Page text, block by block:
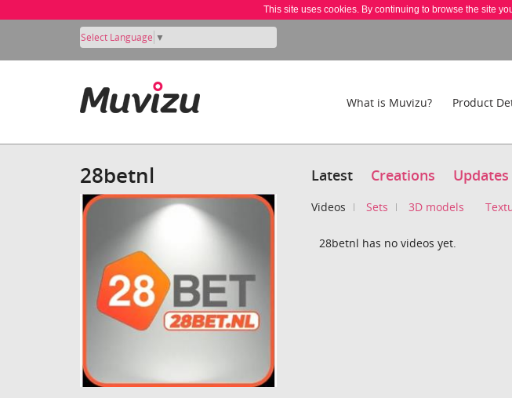
This site uses cookies. By continuing to browse the site
Select Language ▼
What is Muvizu? Product
28betnl Latest Creations Updates
Videos Sets 3D models
28betnl has no videos yet.